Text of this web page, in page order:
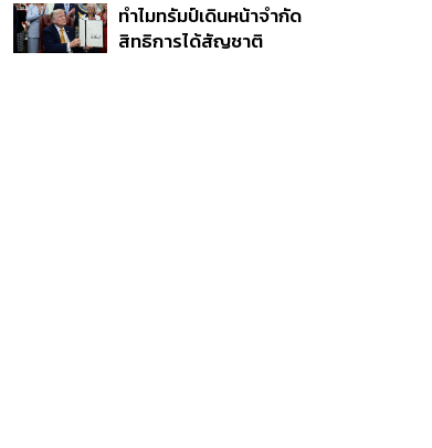
มาแสดงในมิวสิกวิดีโอ
ทำไมทรัมป์เดินหน้าจำกัด
สิทธิการได้สัญชาติ